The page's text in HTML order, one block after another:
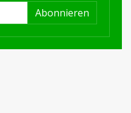
Abonnieren